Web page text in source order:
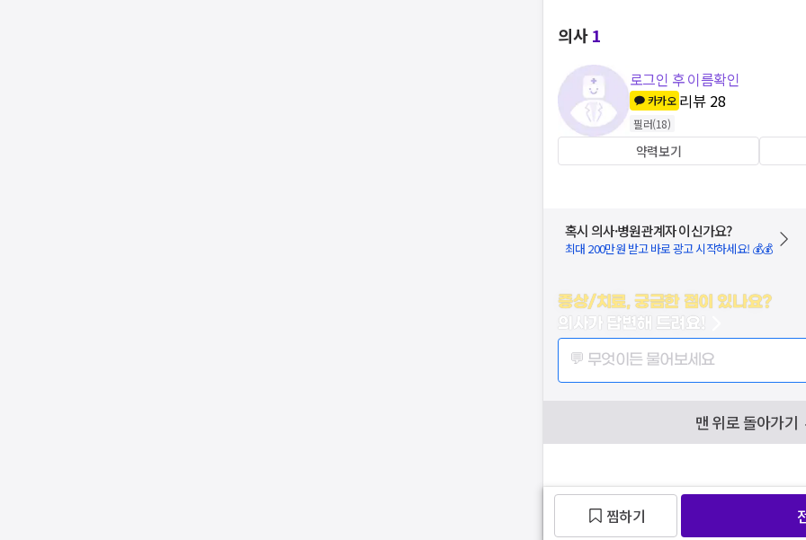
의사1
로그인 후 이름확인
카카오 리뷰 28
필러(18)
약력보기
혹시 의사·병원관계자 이신가요?
최대 200만원 받고 바로 광고 시작하세요! 💰💰
증상/치료, 궁금한 점이 있나요?
의사가 답변해 드려요!
💬 무엇이든 물어보세요
맨 위로 돌아가기
찜하기